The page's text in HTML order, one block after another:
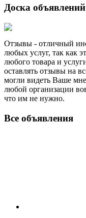
Доска
Отзывы - отличный
любых услуг, так как
любого товара и
оставлять отзывы на
могли видеть Ваше
любой организации
что им не нужно.
Все объявления